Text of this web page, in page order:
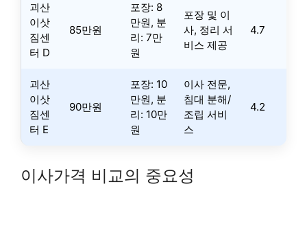
괴산
이삿
짐센
터 D
85만원
포장: 8
만원, 분
리: 7만
원
포장 및 이
사, 정리 서
비스 제공
4.7
괴산
이삿
짐센
터 E
90만원
포장: 10
만원, 분
리: 10만
원
이사 전문,
침대 분해/
조립 서비
스
4.2
이사가격 비교의 중요성